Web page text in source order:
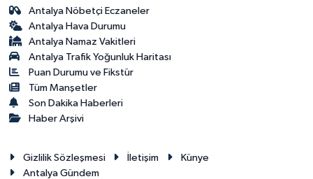
Antalya Nöbetçi Eczaneler
Antalya Hava Durumu
Antalya Namaz Vakitleri
Antalya Trafik Yoğunluk Haritası
Puan Durumu ve Fikstür
Tüm Manşetler
Son Dakika Haberleri
Haber Arşivi
Gizlilik Sözleşmesi İletişim
Künye
Antalya Gündem